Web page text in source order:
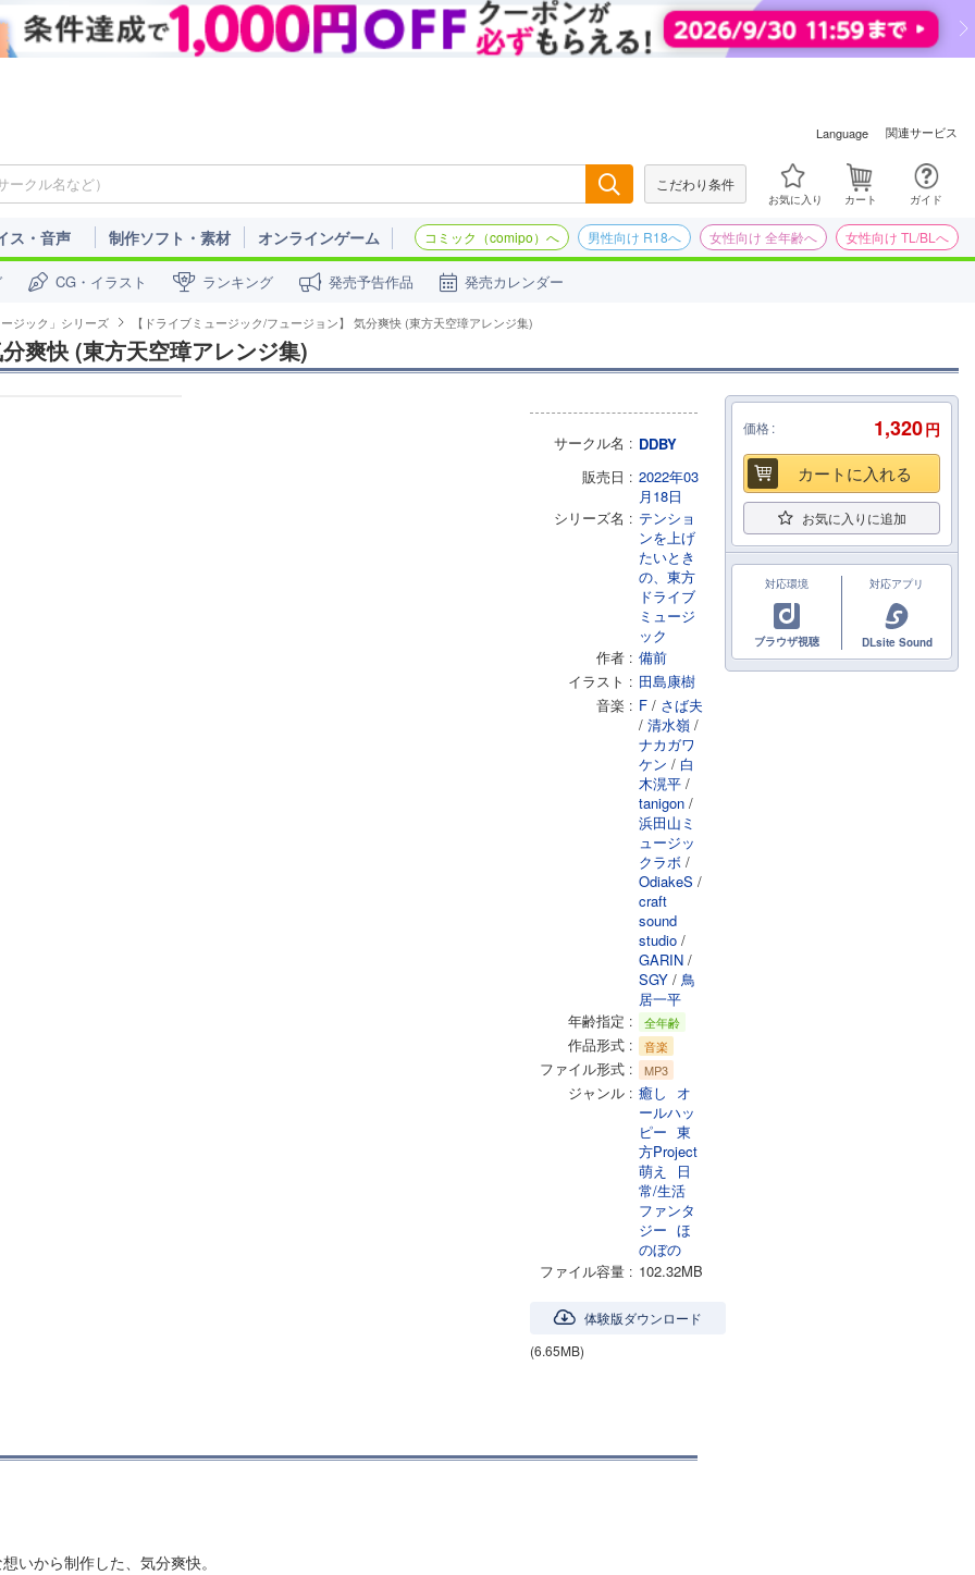
Language 関連サービス
こだわり条件
お気に入り カート ガイド
ス・音声 制作ソフト・素材 オンラインゲーム コミック（comipo）へ 男性向け R18へ 女性向け 全年齢へ 女性向け TL/BLへ
CG・イラスト ランキング 発売予告作品 発売カレンダー
ジック」シリーズ 【ドライブミュージック/フュージョン】 気分爽快 (東方天空璋アレンジ集)
爽快 (東方天空璋アレンジ集)
サークル名
DDBY
販売日
2022年03
月18日
シリーズ名
テンショ
ンを上げ
たいとき
の、東方
ドライブ
ミュージ
ック
作者
備前
イラスト
田島康樹
音楽
F / さば夫
/ 清水嶺 /
ナカガワ
ケン / 白
木滉平 /
tanigon /
浜田山ミ
ュージッ
クラボ /
OdiakeS /
craft
sound
studio /
GARIN /
SGY / 鳥
居一平
年齢指定
全年齢
作品形式 音楽
ファイル形式 MP3
ジャンル 癒し
オ
ールハッ
ピー 東
方Project
萌え
日
常/生活
ファンタ
ジー ほ
のぼの
ファイル容量
102.32MB
体験版ダウンロード
(6.65MB)
いから制作した、気分爽快。
価格 1,320円
カートに入れる
お気に入りに追加
対応環境
ブラウザ視聴
対応アプリ
DLsite Sound